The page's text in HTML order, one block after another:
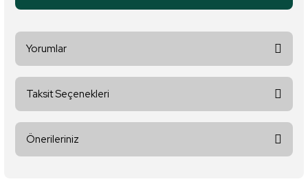
Yorumlar
Taksit Seçenekleri
Önerileriniz